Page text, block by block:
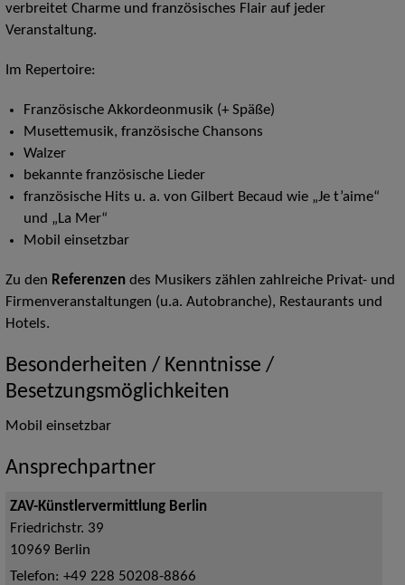
verbreitet Charme und französisches Flair auf jeder
Veranstaltung.
Im Repertoire:
Französische Akkordeonmusik (+ Späße)
Musettemusik, französische Chansons
Walzer
bekannte französische Lieder
französische Hits u. a. von Gilbert Becaud wie „Je t’aime“
und „La Mer“
Mobil einsetzbar
Zu den Referenzendes Musikers zählen zahlreiche Privat- und
Firmenveranstaltungen (u.a. Autobranche), Restaurants und
Hotels.
Besonderheiten / Kenntnisse /
Besetzungsmöglichkeiten
Mobil einsetzbar
Ansprechpartner
ZAV-Künstlervermittlung Berlin
Friedrichstr. 39
10969 Berlin
Telefon: +49 228 50208-8866